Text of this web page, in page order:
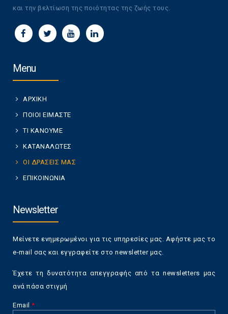
και την βελτίωση της ποιότητας της ζωής τους.
Menu
ΑΡΧΙΚΗ
ΠΟΙΟΙ ΕΙΜΑΣΤΕ
ΤΙ ΚΑΝΟΥΜΕ
ΚΑΤΑΝΑΛΩΤΕΣ
ΟΙ ΔΡΑΣΕΙΣ ΜΑΣ
ΕΠΙΚΟΙΝΩΝΙΑ
Newsletter
Μείνετε ενημερωμένοι για τις υπηρεσίες μας. Αφήστε μας το
e-mail σας και εγγραφείτε στο newsletter μας.
Έχετε τη δυνατότητα απεγγραφής από τα newsletters μας
ανά πάσα στιγμή
Email *